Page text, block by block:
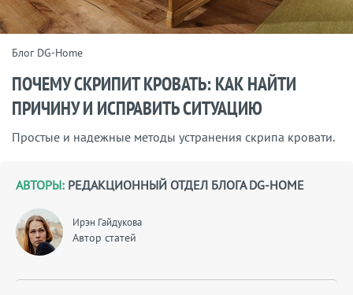
Блог DG-Home
ПОЧЕМУ СКРИПИТ КРОВАТЬ: КАК НАЙТИ
ПРИЧИНУ И ИСПРАВИТЬ СИТУАЦИЮ
Простые и надежные методы устранения скрипа кровати.
АВТОРЫ: РЕДАКЦИОННЫЙ ОТДЕЛ БЛОГА DG-HOME
Ирэн Гайдукова
Автор статей